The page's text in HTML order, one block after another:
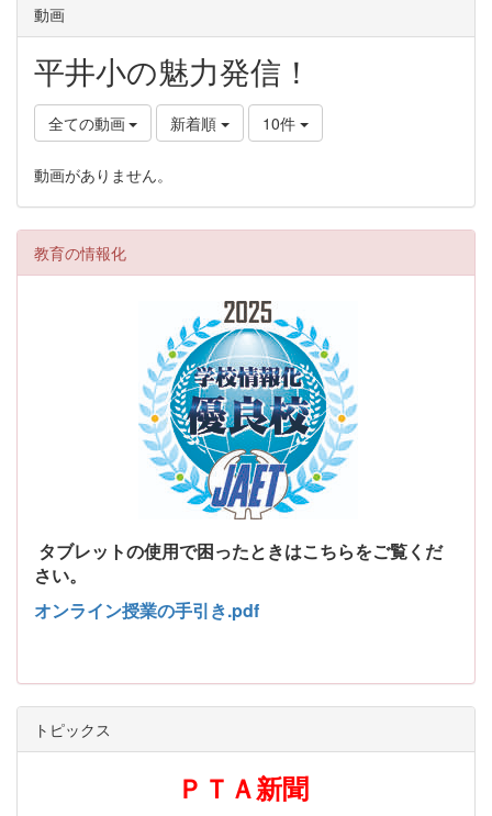
動画
平井小の魅力発信！
全ての動画 新着順 10件
動画がありません。
教育の情報化
タブレットの使用で困ったときはこちらをご覧くだ
さい。
オンライン授業の手引き.pdf
トピックス
ＰＴＡ新聞